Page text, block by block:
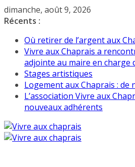
Passer
au
dimanche, août 9, 2026
Récents :
Où retirer de l’argent aux
Vivre aux Chaprais a
adjointe au maire en charge
Stages artistiques
Logement aux Chaprais :
L’association Vivre aux
nouveaux adhérents